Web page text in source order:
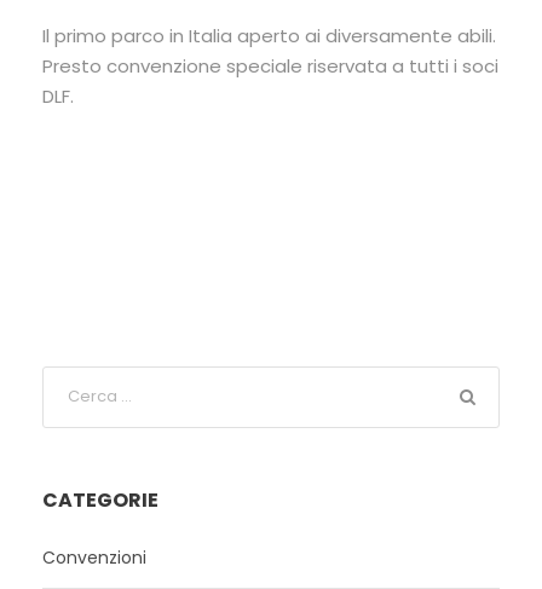
Il primo parco in Italia aperto ai diversamente abili.
Presto convenzione speciale riservata a tutti i soci
DLF.
CATEGORIE
Convenzioni